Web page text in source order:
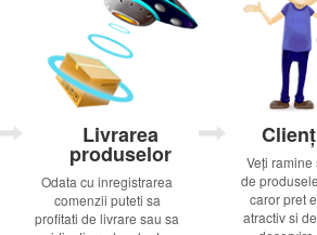
Livrarea
produselor
Odata cu inregistrarea
comenzii puteti sa
profitati de livrare sau sa
Veți ramine
de
caror pret
atractiv si